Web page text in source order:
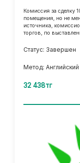
Комиссия за сделку
помещения, но не
источника,
торгов, по
Статус: Завершен
Метод: Английский
32 438тг